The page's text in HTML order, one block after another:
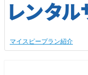
マイスピープラン紹介